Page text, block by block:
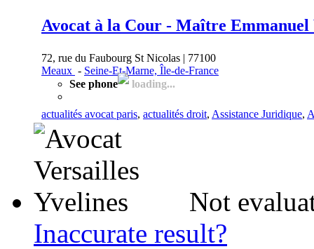
Avocat à la Cour - Maître
72, rue du Faubourg St Nicolas | 77100
Meaux - Seine-Et-Marne, Île-de-France
See phone
loading...
actualités avocat paris, actualités droit, Assistance Juridique,
Not
Inaccurate result?